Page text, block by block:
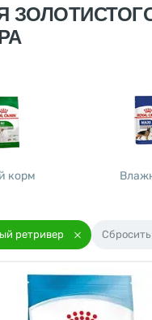
корм
ретривер Сбросить